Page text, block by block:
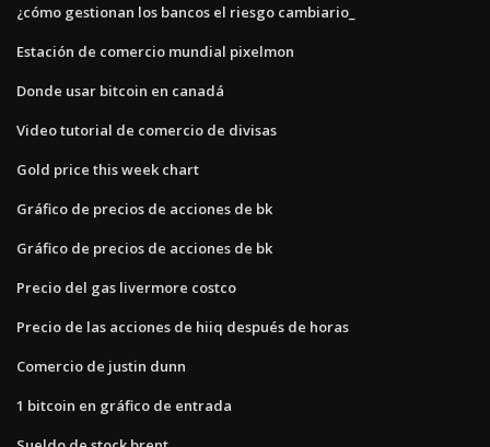
¿cómo gestionan los bancos el riesgo cambiario_
Estación de comercio mundial pixelmon
Donde usar bitcoin en canadá
Video tutorial de comercio de divisas
Gold price this week chart
Gráfico de precios de acciones de bk
Gráfico de precios de acciones de bk
Precio del gas livermore costco
Precio de las acciones de hiiq después de horas
Comercio de justin dunn
1 bitcoin en gráfico de entrada